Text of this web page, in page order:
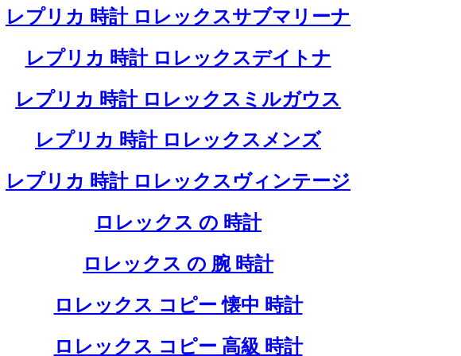
レプリカ 時計 ロレックスサブマリーナ
レプリカ 時計 ロレックスデイトナ
レプリカ 時計 ロレックスミルガウス
レプリカ 時計 ロレックスメンズ
レプリカ 時計 ロレックスヴィンテージ
ロレックス の 時計
ロレックス の 腕 時計
ロレックス コピー 懐中 時計
ロレックス コピー 高級 時計